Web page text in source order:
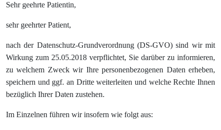
Sehr geehrte Patientin,
sehr geehrter Patient,
nach der Datenschutz-Grundverordnung (DS-GVO) sind wir mit
Wirkung zum 25.05.2018 verpflichtet, Sie darüber zu informieren,
zu welchem Zweck wir Ihre personenbezogenen Daten erheben,
speichern und ggf. an Dritte weiterleiten und welche Rechte Ihnen
bezüglich Ihrer Daten zustehen.
Im Einzelnen führen wir insofern wie folgt aus: